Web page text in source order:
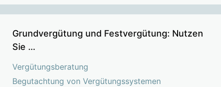
Grundvergütung und Festvergütung: Nutzen
Sie …
Vergütungsberatung
Begutachtung von Vergütungssystemen